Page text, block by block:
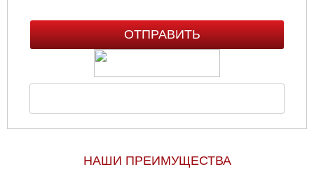
НАШИ ПРЕИМУЩЕСТВА